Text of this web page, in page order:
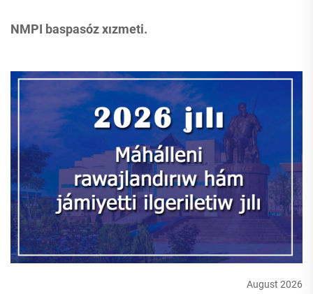
NMPI baspasóz xızmeti.
August 2026